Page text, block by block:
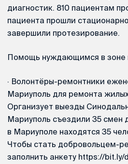
диагностик. 810 пациентам
пациента прошли
завершили протезирование.
Помощь нуждающимся в зоне
· Волонтёры-ремонтники
Мариуполь для ремонта
Организует выезды
Мариуполь съездили 35 смен
в Мариуполе находятся 35
Чтобы стать добровольцем-
заполнить анкету https://